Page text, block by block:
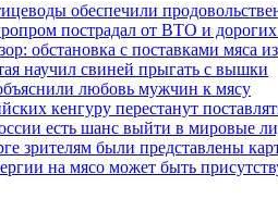
обеспечили
пострадал от ВТО и
обстановка с поставками мяса
научил свиней прыгать с вышки
любовь мужчин к мясу
кенгуру перестанут
есть шанс выйти в мировые
зрителям были представлены
на мясо может быть